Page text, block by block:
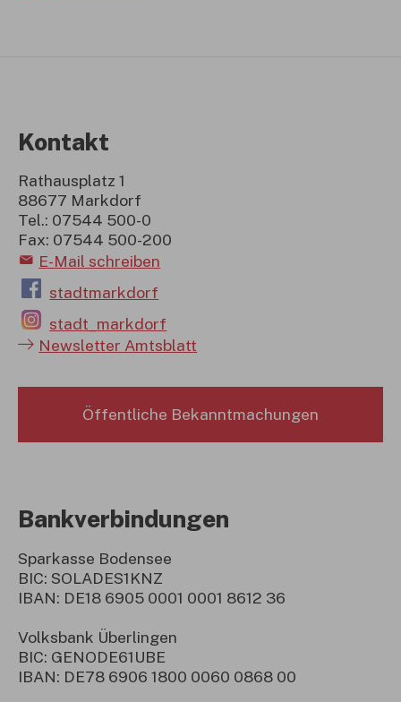
Kontakt
Rathausplatz 1
88677 Markdorf
Tel.: 07544 500-0
Fax: 07544 500-200
E-Mail schreiben
stadtmarkdorf
stadt_markdorf
Newsletter Amtsblatt
Öffentliche Bekanntmachungen
Bankverbindungen
Sparkasse Bodensee
BIC: SOLADES1KNZ
IBAN: DE18 6905 0001 0001 8612 36
Volksbank Überlingen
BIC: GENODE61UBE
IBAN: DE78 6906 1800 0060 0868 00